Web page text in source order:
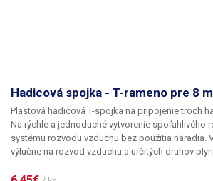
Hadicová spojka - T-rameno pre 8
Plastová hadicová T-spojka na pripojenie troch
Na rýchle a jednoduché vytvorenie spoľahlivého
systému rozvodu vzduchu bez použitia náradia. Výrobok sa používa